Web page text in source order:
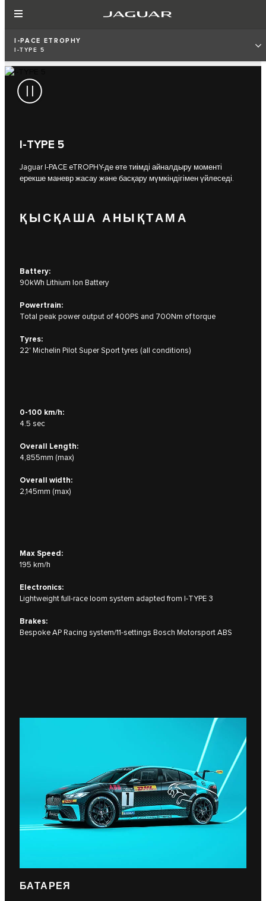
I-PACE ETROPHY
I-TYPE 5
I-TYPE 5
Jaguar I-PACE eTROPHY-де өте тиімді айналдыру моменті
ерекше маневр жасау және басқару мүмкіндігімен үйлеседі.
ҚЫСҚАША АНЫҚТАМА
Battery:
90kWh Lithium Ion Battery
Powertrain:
Total peak power output of 400PS and 700Nm of torque
Tyres:
22' Michelin Pilot Super Sport tyres (all conditions)
0-100 km/h:
4.5 sec
Overall Length:
4,855mm (max)
Overall width:
2,145mm (max)
Max Speed:
195 km/h
Electronics:
Lightweight full-race loom system adapted from I‑TYPE 3
Brakes:
Bespoke AP Racing system/11-settings Bosch Motorsport ABS
БАТАРЕЯ